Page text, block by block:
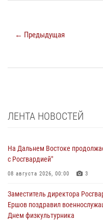
← Предыдущая
ЛЕНТА НОВОСТЕЙ
На Дальнем Востоке
с Росгвардией"
08 августа 2026, 00:00 3
Заместитель директора
Ершов поздравил
Днем физкультурника